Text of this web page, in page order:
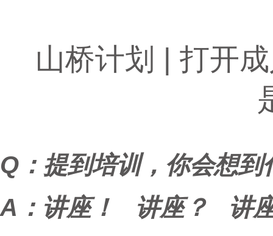
山桥计划 | 打开
Q：提到培训，你会想到
A：讲座！ 讲座？ 讲